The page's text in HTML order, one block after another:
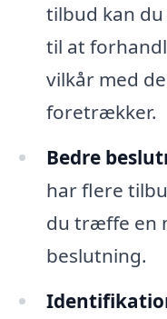
tilbud kan
til at
vilkår med
foretrækker.
Bedre
har flere
du træffe en
beslutning.